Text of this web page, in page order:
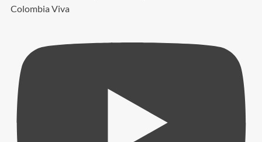
Colombia Viva